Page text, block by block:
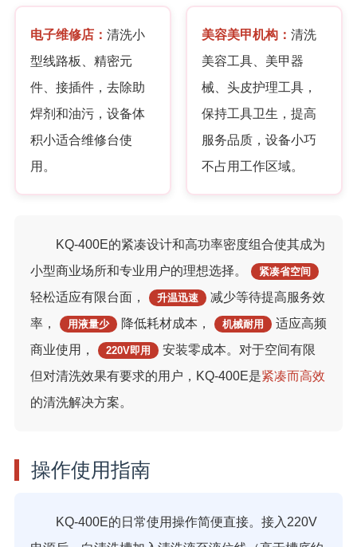
电子维修店： 清洗小
型线路板、精密元
件、接插件，去除助
焊剂和油污，设备体
积小适合维修台使
用。
美容美甲机构： 清洗
美容工具、美甲器
械、头皮护理工具，
保持工具卫生，提高
服务品质，设备小巧
不占用工作区域。
KQ-400E的紧凑设计和高功率密度组合使其成为
小型商业场所和专业用户的理想选择。
紧凑省空间
轻松适应有限台面， 升温迅速
减少等待提高服务效
率，
用液量少 降低耗材成本， 机械耐用
适应高频
商业使用，
220V即用
安装零成本。对于空间有限
但对清洗效果有要求的用户，KQ-400E是紧凑而高效
的清洗解决方案。
操作使用指南
KQ-400E的日常使用操作简便直接。接入220V